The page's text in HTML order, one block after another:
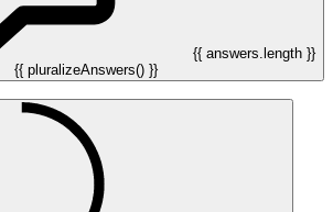
{{ answers.length }}
{{ pluralizeAnswers() }}